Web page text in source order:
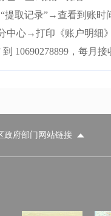
取记录”→查看到账时
心→打印《账户明细》
10690278899，每月接
政府部门网站链接